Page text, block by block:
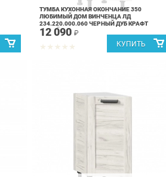
ТУМБА КУХОННАЯ ОКОНЧАНИЕ 350
ЛЮБИМЫЙ ДОМ ВИНЧЕНЦА ЛД
234.220.000.060 ЧЕРНЫЙ ДУБ КРАФТ
БЕЛЫЙ
12 090 ₽